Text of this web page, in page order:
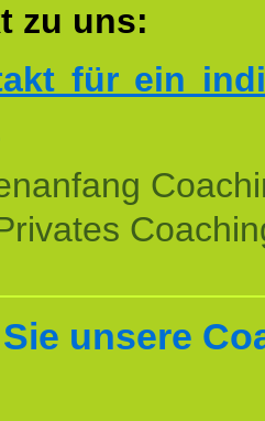
zu uns:
für ein
unsere